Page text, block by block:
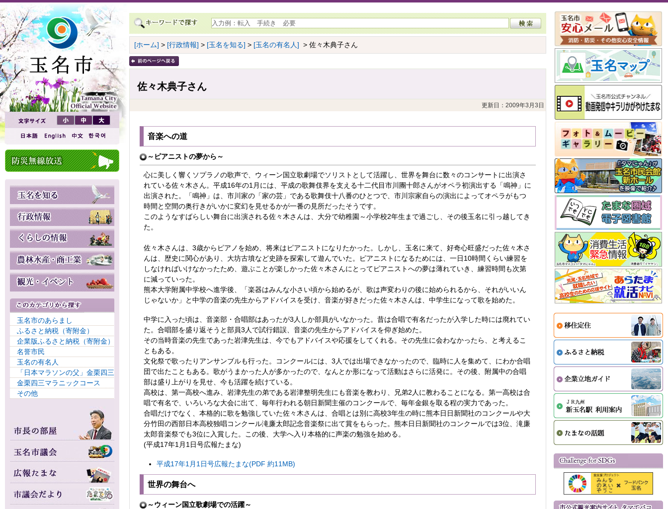
玉名市のあらまし
ふるさと納税（寄附金）
企業版ふるさと納税（寄附金）
名誉市民
玉名の有名人
「日本マラソンの父」金栗四三
金栗四三マラニックコース
その他
[ホーム] > [行政情報] > [玉名を知る] > [玉名の有名人] > 佐々木典子さん
佐々木典子さん
更新日：2009年3月3日
音楽への道
～ピアニストの夢から～
心に美しく響くソプラノの歌声で、ウィーン国立歌劇場でソリストとして活躍し、世界を舞台に数々のコンサートに出演さ
れている佐々木さん。平成16年の1月には、平成の歌舞伎界を支える十二代目市川團十郎さんがオペラ初演出する「鳴神」に
出演された。「鳴神」は、市川家の「家の芸」である歌舞伎十八番のひとつで、市川宗家自らの演出によってオペラがもつ
時間と空間の奥行きがいかに変幻を見せるかが一番の見所だったそうです。
このようなすばらしい舞台に出演される佐々木さんは、大分で幼稚園～小学校2年生まで過ごし、その後玉名に引っ越してき
た。
佐々木さんは、3歳からピアノを始め、将来はピアニストになりたかった。しかし、玉名に来て、好奇心旺盛だった佐々木さ
んは、歴史に関心があり、大坊古墳など史跡を探索して遊んでいた。ピアニストになるためには、一日10時間くらい練習を
しなければいけなかったため、遊ぶことが楽しかった佐々木さんにとってピアニストへの夢は薄れていき、練習時間も次第
に減っていった。
熊本大学附属中学校へ進学後、「楽器はみんな小さい頃から始めるが、歌は声変わりの後に始められるから、それがいいん
じゃないか」と中学の音楽の先生からアドバイスを受け、音楽が好きだった佐々木さんは、中学生になって歌を始めた。
中学に入った頃は、音楽部・合唱部はあったが3人しか部員がいなかった。昔は合唱で有名だったが入学した時には廃れてい
た。合唱部を盛り返そうと部員3人で試行錯誤、音楽の先生からアドバイスを仰ぎ始めた。
その当時音楽の先生であった岩津先生は、今でもアドバイスや応援をしてくれる。その先生に会わなかったら、と考えるこ
ともある。
文化祭で歌ったりアンサンブルも行った。コンクールには、3人では出場できなかったので、臨時に人を集めて、にわか合唱
団で出たこともある。歌がうまかった人が多かったので、なんとか形になって活動はさらに活発に。その後、附属中の合唱
部は盛り上がりを見せ、今も活躍を続けている。
高校は、第一高校へ進み、岩津先生の弟である岩津整明先生にも音楽を教わり、兄弟2人に教わることになる。第一高校は合
唱で有名で、いろいろな大会に出て、毎年行われる朝日新聞主催のコンクールで、毎年金銀を取る程の実力であった。
合唱だけでなく、本格的に歌を勉強していた佐々木さんは、合唱とは別に高校3年生の時に熊本日日新聞社のコンクールや大
分竹田の西部日本高校独唱コンクール滝廉太郎記念音楽祭に出て賞をもらった。熊本日日新聞社のコンクールでは3位、滝廉
太郎音楽祭でも3位に入賞した。この後、大学へ入り本格的に声楽の勉強を始める。
(平成17年1月1日号広報たまな)
平成17年1月1日号広報たまな(PDF 約11MB)
世界の舞台へ
～ウィーン国立歌劇場での活躍～